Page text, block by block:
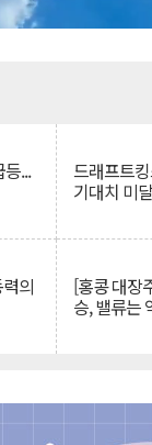
... 드래프트
기대치 미달
의 [홍콩 대장
승, 밸류는